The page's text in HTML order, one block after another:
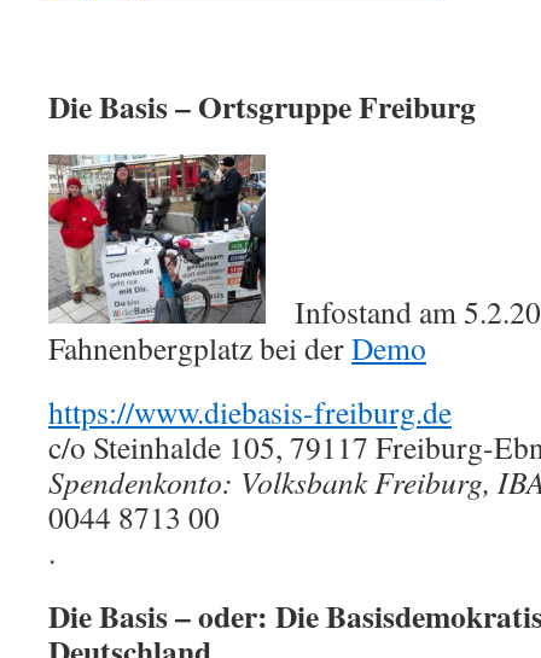
Die Basis – Ortsgruppe Freiburg
Infostand am
Fahnenbergplatz bei derDemo
https://www.diebasis-freiburg.de
c/o Steinhalde 105, 79117 Freiburg-
Spendenkonto: Volksbank Freiburg,
0044 8713 00
.
Die Basis – oder: Die